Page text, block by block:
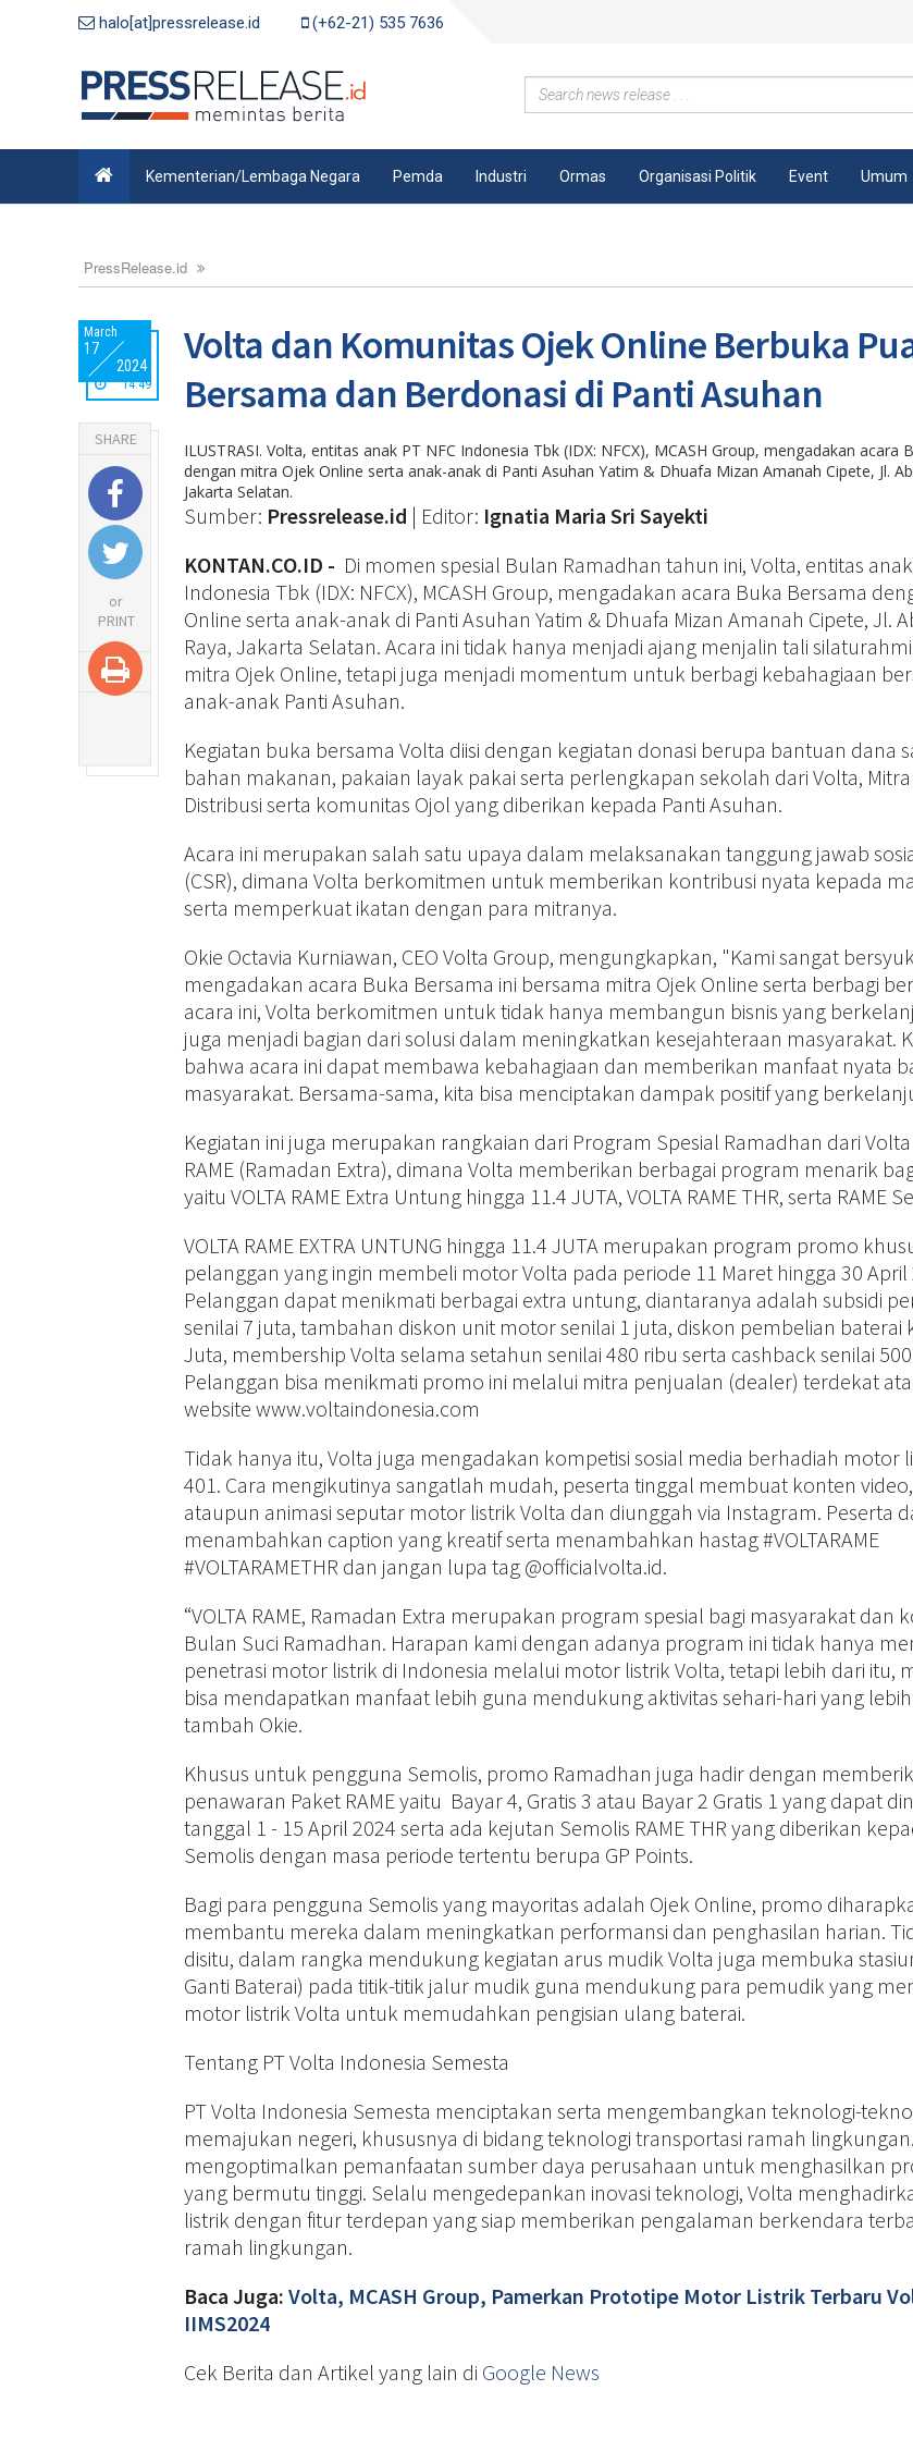
halo[at]pressrelease.id (+62-21) 535 7636
Kementerian/Lembaga Negara Pemda Industri Ormas Organisasi Politik Event Umum
PressRelease.id
March
17
2024
14:49
SHARE
or
PRINT
Volta dan Komunitas Ojek Online Berbuka
Bersama dan Berdonasi di Panti Asuhan
ILUSTRASI. Volta, entitas anak PT NFC Indonesia Tbk (IDX: NFCX), MCASH Group, mengadakan acara
dengan mitra Ojek Online serta anak-anak di Panti Asuhan Yatim & Dhuafa Mizan Amanah Cipete, Jl.
Jakarta Selatan.
Sumber: Pressrelease.id | Editor: Ignatia Maria Sri Sayekti
KONTAN.CO.ID - Di momen spesial Bulan Ramadhan tahun ini, Volta, entitas anak
Indonesia Tbk (IDX: NFCX), MCASH Group, mengadakan acara Buka Bersama
Online serta anak-anak di Panti Asuhan Yatim & Dhuafa Mizan Amanah Cipete, Jl.
Raya, Jakarta Selatan. Acara ini tidak hanya menjadi ajang menjalin tali
mitra Ojek Online, tetapi juga menjadi momentum untuk berbagi kebahagiaan
anak-anak Panti Asuhan.
Kegiatan buka bersama Volta diisi dengan kegiatan donasi berupa bantuan dana
bahan makanan, pakaian layak pakai serta perlengkapan sekolah dari Volta,
Distribusi serta komunitas Ojol yang diberikan kepada Panti Asuhan.
Acara ini merupakan salah satu upaya dalam melaksanakan tanggung jawab
(CSR), dimana Volta berkomitmen untuk memberikan kontribusi nyata kepada
serta memperkuat ikatan dengan para mitranya.
Okie Octavia Kurniawan, CEO Volta Group, mengungkapkan, "Kami sangat
mengadakan acara Buka Bersama ini bersama mitra Ojek Online serta berbagi
acara ini, Volta berkomitmen untuk tidak hanya membangun bisnis yang
juga menjadi bagian dari solusi dalam meningkatkan kesejahteraan masyarakat.
bahwa acara ini dapat membawa kebahagiaan dan memberikan manfaat nyata
masyarakat. Bersama-sama, kita bisa menciptakan dampak positif yang
Kegiatan ini juga merupakan rangkaian dari Program Spesial Ramadhan dari Volta
RAME (Ramadan Extra), dimana Volta memberikan berbagai program menarik
yaitu VOLTA RAME Extra Untung hingga 11.4 JUTA, VOLTA RAME THR, serta RAME
VOLTA RAME EXTRA UNTUNG hingga 11.4 JUTA merupakan program promo
pelanggan yang ingin membeli motor Volta pada periode 11 Maret hingga 30 April
Pelanggan dapat menikmati berbagai extra untung, diantaranya adalah subsidi
senilai 7 juta, tambahan diskon unit motor senilai 1 juta, diskon pembelian baterai
Juta, membership Volta selama setahun senilai 480 ribu serta cashback senilai
Pelanggan bisa menikmati promo ini melalui mitra penjualan (dealer) terdekat
website www.voltaindonesia.com
Tidak hanya itu, Volta juga mengadakan kompetisi sosial media berhadiah motor
401. Cara mengikutinya sangatlah mudah, peserta tinggal membuat konten
ataupun animasi seputar motor listrik Volta dan diunggah via Instagram. Peserta
menambahkan caption yang kreatif serta menambahkan hastag #VOLTARAME
#VOLTARAMETHR dan jangan lupa tag @officialvolta.id.
“VOLTA RAME, Ramadan Extra merupakan program spesial bagi masyarakat dan
Bulan Suci Ramadhan. Harapan kami dengan adanya program ini tidak hanya
penetrasi motor listrik di Indonesia melalui motor listrik Volta, tetapi lebih dari itu,
bisa mendapatkan manfaat lebih guna mendukung aktivitas sehari-hari yang
tambah Okie.
Khusus untuk pengguna Semolis, promo Ramadhan juga hadir dengan
penawaran Paket RAME yaitu Bayar 4, Gratis 3 atau Bayar 2 Gratis 1 yang dapat
tanggal 1 - 15 April 2024 serta ada kejutan Semolis RAME THR yang diberikan
Semolis dengan masa periode tertentu berupa GP Points.
Bagi para pengguna Semolis yang mayoritas adalah Ojek Online, promo
membantu mereka dalam meningkatkan performansi dan penghasilan harian.
disitu, dalam rangka mendukung kegiatan arus mudik Volta juga membuka
Ganti Baterai) pada titik-titik jalur mudik guna mendukung para pemudik yang
motor listrik Volta untuk memudahkan pengisian ulang baterai.
Tentang PT Volta Indonesia Semesta
PT Volta Indonesia Semesta menciptakan serta mengembangkan teknologi-
memajukan negeri, khususnya di bidang teknologi transportasi ramah
mengoptimalkan pemanfaatan sumber daya perusahaan untuk menghasilkan
yang bermutu tinggi. Selalu mengedepankan inovasi teknologi, Volta
listrik dengan fitur terdepan yang siap memberikan pengalaman berkendara
ramah lingkungan.
Baca Juga: Volta, MCASH Group, Pamerkan Prototipe Motor Listrik Terbaru
IIMS2024
Cek Berita dan Artikel yang lain di Google News